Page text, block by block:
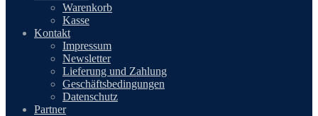
Warenkorb
Kasse
Kontakt
Impressum
Newsletter
Lieferung und Zahlung
Geschäftsbedingungen
Datenschutz
Partner